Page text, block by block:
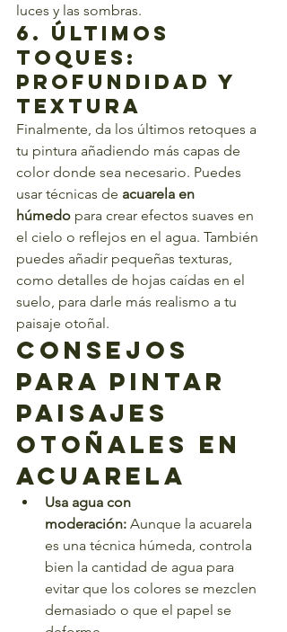
luces y las sombras.
6. Últimos
Toques:
Profundidad y
Textura
Finalmente, da los últimos retoques a
tu pintura añadiendo más capas de
color donde sea necesario. Puedes
usar técnicas de acuarela en
húmedo para crear efectos suaves en
el cielo o reflejos en el agua. También
puedes añadir pequeñas texturas,
como detalles de hojas caídas en el
suelo, para darle más realismo a tu
paisaje otoñal.
Consejos
para Pintar
Paisajes
Otoñales en
Acuarela
Usa agua con
moderación: Aunque la acuarela
es una técnica húmeda, controla
bien la cantidad de agua para
evitar que los colores se mezclen
demasiado o que el papel se